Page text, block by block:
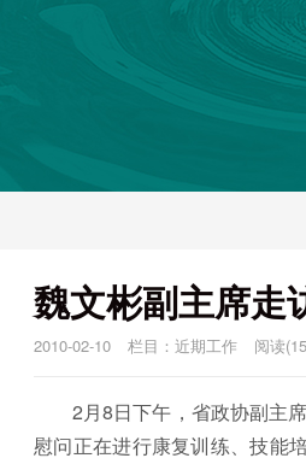
魏文彬副主席走
2010-02-10 栏目： 近期工作 阅读
2月8日下午，省政协副主
慰问正在进行康复训练、技能